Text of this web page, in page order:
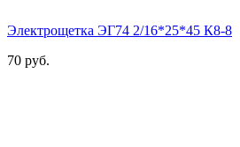
Электрощетка ЭГ74 2/16*25*45 К8-8
70 руб.